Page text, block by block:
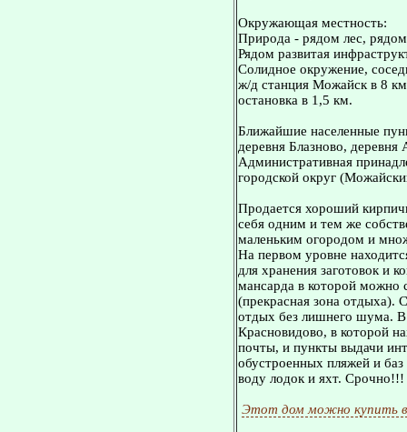
Окружающая местность:
Природа - рядом лес,
Рядом развитая
Солидное окружение,
ж/д станция Можайск в 8
остановка в 1,5 км.
Ближайшие населенные
деревня Блазново, деревня
Административная
городской округ
Продается хороший
себя одним и тем же
маленьким огородом и
На первом уровне
для хранения заготовок и
мансарда в которой можно
(прекрасная зона отдыха).
отдых без лишнего шума. В
Красновидово, в которой
почты, и пункты выдачи
обустроенных пляжей и
воду лодок и яхт.
Этот дом можно купить